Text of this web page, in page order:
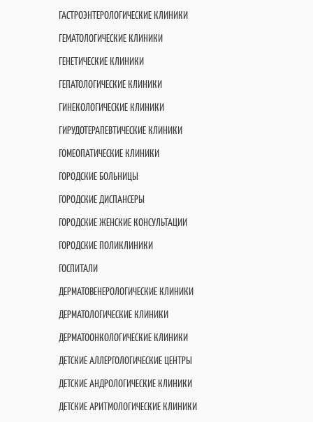
ГАСТРОЭНТЕРОЛОГИЧЕСКИЕ КЛИНИКИ
ГЕМАТОЛОГИЧЕСКИЕ КЛИНИКИ
ГЕНЕТИЧЕСКИЕ КЛИНИКИ
ГЕПАТОЛОГИЧЕСКИЕ КЛИНИКИ
ГИНЕКОЛОГИЧЕСКИЕ КЛИНИКИ
ГИРУДОТЕРАПЕВТИЧЕСКИЕ КЛИНИКИ
ГОМЕОПАТИЧЕСКИЕ КЛИНИКИ
ГОРОДСКИЕ БОЛЬНИЦЫ
ГОРОДСКИЕ ДИСПАНСЕРЫ
ГОРОДСКИЕ ЖЕНСКИЕ КОНСУЛЬТАЦИИ
ГОРОДСКИЕ ПОЛИКЛИНИКИ
ГОСПИТАЛИ
ДЕРМАТОВЕНЕРОЛОГИЧЕСКИЕ КЛИНИКИ
ДЕРМАТОЛОГИЧЕСКИЕ КЛИНИКИ
ДЕРМАТООНКОЛОГИЧЕСКИЕ КЛИНИКИ
ДЕТСКИЕ АЛЛЕРГОЛОГИЧЕСКИЕ ЦЕНТРЫ
ДЕТСКИЕ АНДРОЛОГИЧЕСКИЕ КЛИНИКИ
ДЕТСКИЕ АРИТМОЛОГИЧЕСКИЕ КЛИНИКИ